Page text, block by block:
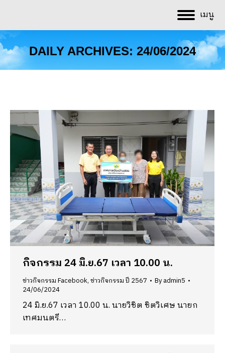
เมนู
DAILY ARCHIVES: 24/06/2024
กิจกรรม 24 มิ.ย.67 เวลา 10.00 น.
ข่าวกิจกรรม Facebook,ข่าวกิจกรรม ปี 2567 Byadmin5
24/06/2024
24 มิ.ย.67 เวลา 10.00 น. นายวิชิต ชิตวิเศษ นายก
เทศมนตรี…